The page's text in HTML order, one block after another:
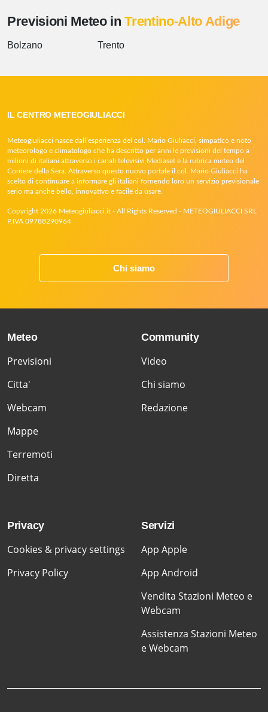
Previsioni Meteo inTrentino-Alto Adige
Bolzano Trento
IL CENTRO METEOGIULIACCI
Meteogiuliacci nasce dall’esperienza del col. Mario Giuliacci, simpatico e noto
meteorologo e climatologo che ha descritto per anni le previsioni del tempo a
milioni di italiani attraverso i canali televisivi Mediaset e la rubrica meteo del
Corriere della Sera. Attraverso questo nuovo portale il col. Mario Giuliacci ha
scelto di continuare a informare gli italiani fornendo loro un servizio previsionale
serio ma anche bello, innovativo e facile da usare.
Copyright 2026 Meteogiuliacci.it - All Rights Reserved - METEOGIULIACCI SRL
P.IVA 09788290964
Chi siamo
Meteo
Previsioni
Citta'
Webcam
Mappe
Terremoti
Diretta
Community
Video
Chi siamo
Redazione
Privacy
Cookies & privacy settings
Privacy Policy
Servizi
App Apple
App Android
Vendita Stazioni Meteo e
Webcam
Assistenza Stazioni Meteo
e Webcam